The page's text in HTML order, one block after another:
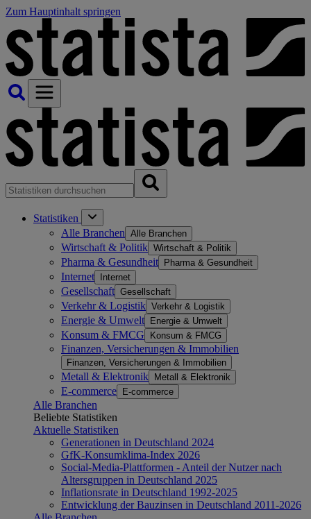
Zum Hauptinhalt springen
Statistiken
Alle Branchen Alle Branchen
Wirtschaft & Politik Wirtschaft & Politik
Pharma & Gesundheit Pharma & Gesundheit
Internet Internet
Gesellschaft Gesellschaft
Verkehr & Logistik Verkehr & Logistik
Energie & Umwelt Energie & Umwelt
Konsum & FMCG Konsum & FMCG
Finanzen, Versicherungen & Immobilien
Finanzen, Versicherungen & Immobilien
Metall & Elektronik Metall & Elektronik
E-commerce E-commerce
Alle Branchen
Beliebte Statistiken
Aktuelle Statistiken
Generationen in Deutschland 2024
GfK-Konsumklima-Index 2026
Social-Media-Plattformen - Anteil der Nutzer nach
Altersgruppen in Deutschland 2025
Inflationsrate in Deutschland 1992-2025
Entwicklung der Bauzinsen in Deutschland 2011-2026